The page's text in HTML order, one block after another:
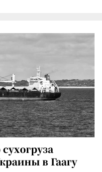
в Гаагу